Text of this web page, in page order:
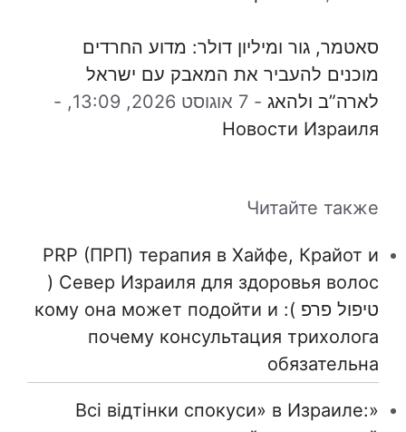
סאטמר, גור ומיליון דולר: מדוע החרדים
מוכנים להעביר את המאבק עם ישראל
לארה”ב ולהאג - 7 אוגוסט 2026, 13:09,
-
Новости Израиля
Читайте также
PRP (ПРП) терапия в Хайфе, Крайот и
Север Израиля для здоровья волос (
טיפול פרפ ): кому она может подойти и
почему консультация трихолога
обязательна
«Всі відтінки спокуси» в Израиле: